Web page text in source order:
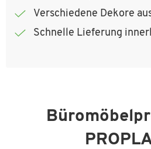
Verschiedene Dekore
Schnelle Lieferung